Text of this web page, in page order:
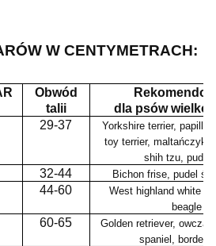
W CENTYMETRACH:
Obwód
talii
dla psów
29-37
Yorkshire terrier,
toy terrier, maltańczyk,
shih tzu, pudel
32-44 Bichon frise, pudel
44-60
West highland white
beagle
60-65
Golden retriever,
spaniel, border